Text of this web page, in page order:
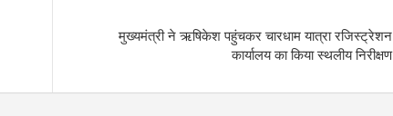
मुख्यमंत्री ने ऋषिकेश पहुंचकर चारधाम यात्रा रजिस्ट्रेशन
कार्यालय का किया स्थलीय निरीक्षण